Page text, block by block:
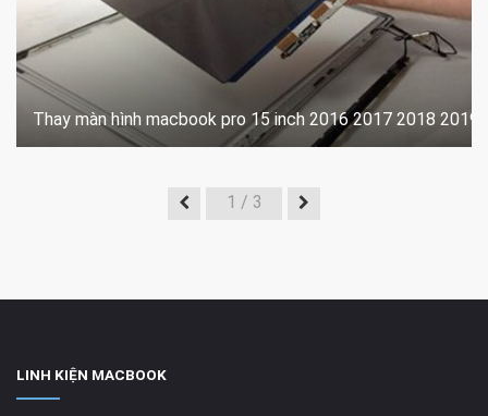
Thay màn hình macbook pro 15 inch 2016 2017 2018 2019
1 / 3
LINH KIỆN MACBOOK